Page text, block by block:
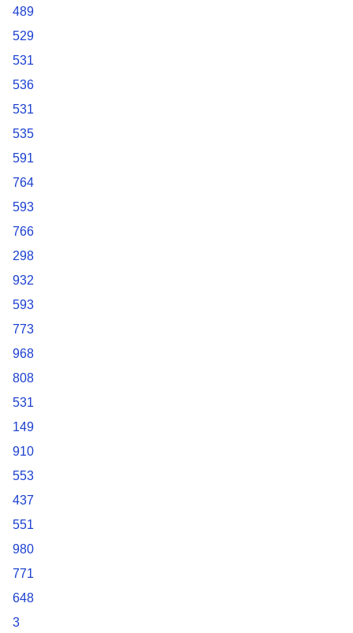
489
529
531
536
531
535
591
764
593
766
298
932
593
773
968
808
531
149
910
553
437
551
980
771
648
3